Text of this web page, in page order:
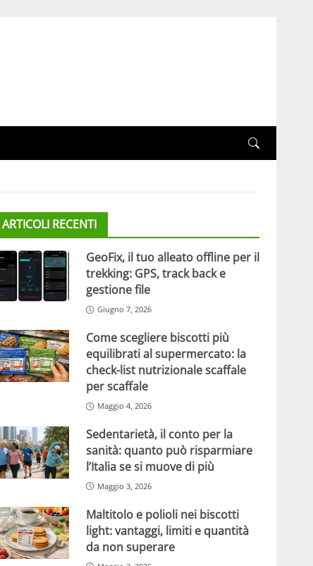
ARTICOLI RECENTI
GeoFix, il tuo alleato offline per il
trekking: GPS, track back e
gestione file
Giugno 7, 2026
Come scegliere biscotti più
equilibrati al supermercato: la
check-list nutrizionale scaffale
per scaffale
Maggio 4, 2026
Sedentarietà, il conto per la
sanità: quanto può risparmiare
l’Italia se si muove di più
Maggio 3, 2026
Maltitolo e polioli nei biscotti
light: vantaggi, limiti e quantità
da non superare